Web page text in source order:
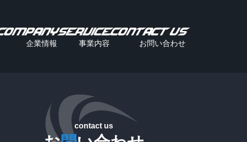
企業情報
SERVICE
事業内容
CONTACT US
お問い合わせ
contact us